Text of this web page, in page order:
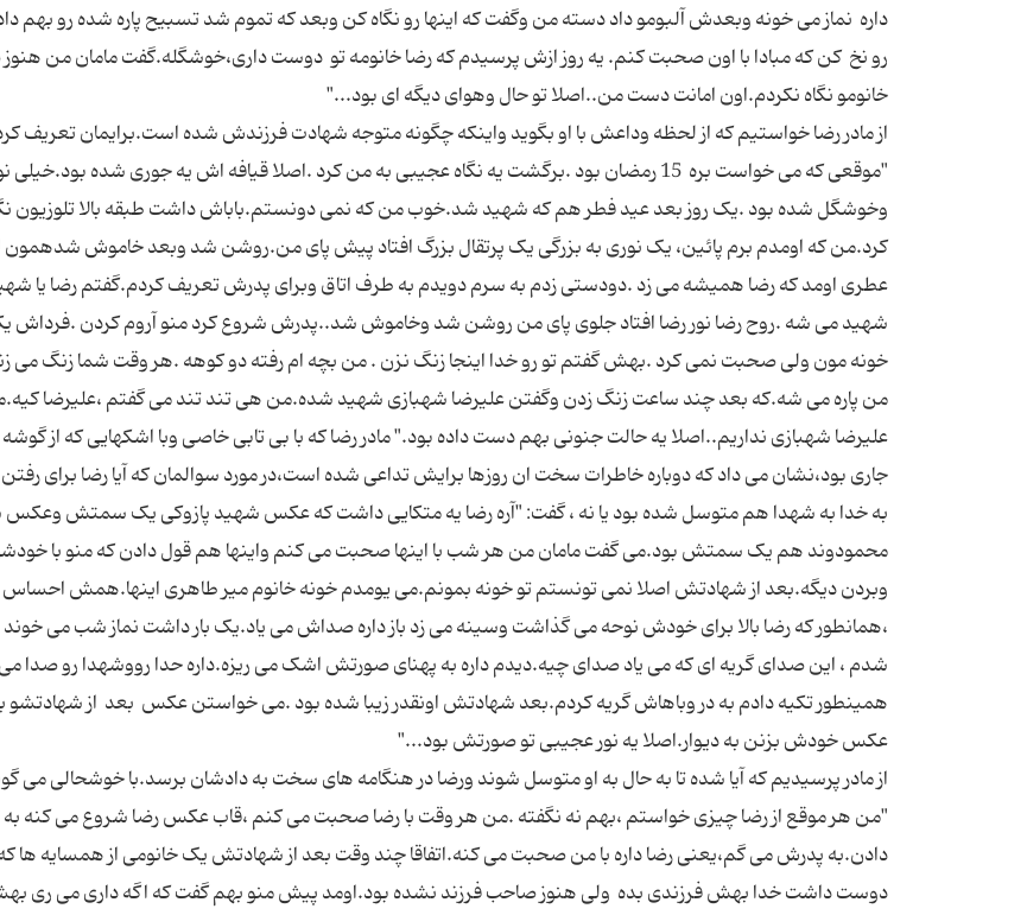
داره نماز می خونه وبعدش آلبومو داد دسته من وگفت که اینها رو نگاه کن وبعد که تموم شد تسبیح پاره شده رو بهم
رو نخ کن که مبادا با اون صحبت کنم. یه روز ازش پرسیدم که رضا خانومه تو دوست داری،خوشگله.گفت مامان من
"موقعی که می خواست بره 15 رمضان بود .برگشت یه نگاه عجیبی به من کرد .اصلا قیافه اش یه جوری شده بود.خیلی
وخوشگل شده بود .یک روز بعد عید فطر هم که شهید شد.خوب من که نمی دونستم.باباش داشت طبقه بالا تلوزیون
کرد.من که اومدم برم پائین، یک نوری به بزرگی یک پرتقال بزرگ افتاد پیش پای من.روشن شد وبعد خاموش
عطری اومد که رضا همیشه می زد .دودستی زدم به سرم دویدم به طرف اتاق وبرای پدرش تعریف کردم.گفتم رضا یا
شهید می شه .روح رضا نور رضا افتاد جلوی پای من روشن شد وخاموش شد..پدرش شروع کرد منو آروم کردن .فرداش
خونه مون ولی صحبت نمی کرد .بهش گفتم تو رو خدا اینجا زنگ نزن . من بچه ام رفته دو کوهه .هر وقت شما زنگ می
من پاره می شه.که بعد چند ساعت زنگ زدن وگفتن علیرضا شهبازی شهید شده.من هی تند تند می گفتم ،علیرضا
علیرضا شهبازی نداریم..اصلا یه حالت جنونی بهم دست داده بود." مادر رضا که با بی تابی خاصی وبا اشکهایی که از
جاری بود،نشان می داد که دوباره خاطرات سخت ان روزها برایش تداعی شده است،در مورد سوالمان که آیا رضا برای
به خدا به شهدا هم متوسل شده بود یا نه ، گفت: "آره رضا یه متکایی داشت که عکس شهید پازوکی یک سمتش
محمودوند هم یک سمتش بود.می گفت مامان من هر شب با اینها صحبت می کنم واینها هم قول دادن که منو با
وبردن دیگه.بعد از شهادتش اصلا نمی تونستم تو خونه بمونم.می یومدم خونه خانوم میر طاهری اینها.همش
،همانطور که رضا بالا برای خودش نوحه می گذاشت وسینه می زد باز داره صداش می یاد.یک بار داشت نماز شب می
شدم ، این صدای گریه ای که می یاد صدای چیه.دیدم داره به پهنای صورتش اشک می ریزه.داره حدا رووشهدا رو صدا
همینطور تکیه دادم به در وباهاش گریه کردم.بعد شهادتش اونقدر زیبا شده بود .می خواستن عکس بعد از شهادتشو
"من هر موقع از رضا چیزی خواستم ،بهم نه نگفته .من هر وقت با رضا صحبت می کنم ،قاب عکس رضا شروع می کنه
دادن.به پدرش می گم،یعنی رضا داره با من صحبت می کنه.اتفاقا چند وقت بعد از شهادتش یک خانومی از همسایه ها
دوست داشت خدا بهش فرزندی بده ولی هنوز صاحب فرزند نشده بود.اومد پیش منو بهم گفت که اگه داری می ری